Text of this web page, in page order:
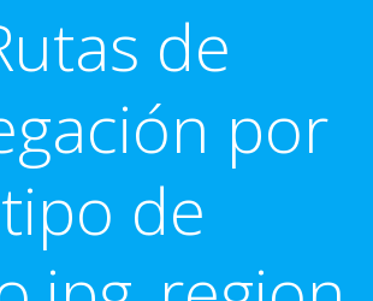
de
por
tipo de